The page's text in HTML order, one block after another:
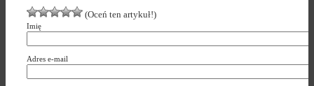
(Oceń ten artykuł!)
Imię
Adres e-mail